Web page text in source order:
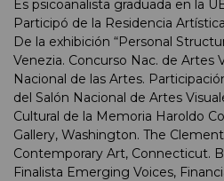
Es psicoanalista graduada en la
Participó de la Residencia
De la exhibición “Personal
Venezia. Concurso Nac. de Artes
Nacional de las Artes. Participación
del Salón Nacional de Artes
Cultural de la Memoria Haroldo
Gallery, Washington. The
Contemporary Art, Connecticut.
Finalista Emerging Voices,